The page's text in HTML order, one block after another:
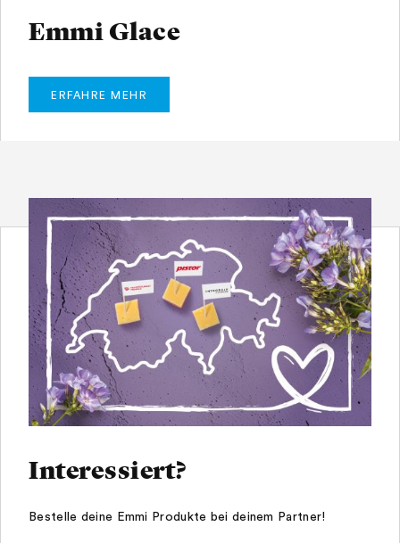
Emmi Glace
ERFAHRE MEHR
Interessiert?
Bestelle deine Emmi Produkte bei deinem Partner!